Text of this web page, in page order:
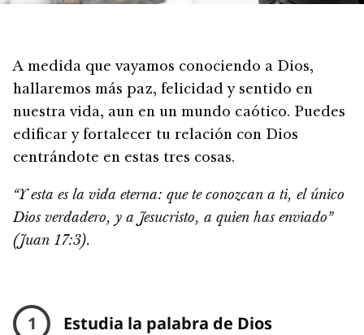
A medida que vayamos conociendo a Dios,
hallaremos más paz, felicidad y sentido en
nuestra vida, aun en un mundo caótico. Puedes
edificar y fortalecer tu relación con Dios
centrándote en estas tres cosas.
“Y esta es la vida eterna: que te conozcan a ti, el único
Dios verdadero, y a Jesucristo, a quien has enviado”
(Juan 17:3).
1 Estudia la palabra de Dios